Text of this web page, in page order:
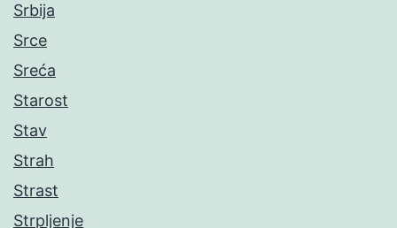
Srbija
Srce
Sreća
Starost
Stav
Strah
Strast
Strpljenje